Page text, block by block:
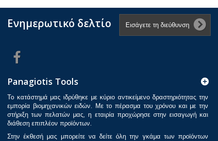
Ενημερωτικό δελτίο
Panagiotis Tools
Το κατάστημά μας ιδρύθηκε με κύριο αντικείμενο δραστηριότητας την
εμπορία βιομηχανικών ειδών. Με το πέρασμα του χρόνου και με την
στήριξη των πελατών μας, η εταιρία προχώρησε στην εισαγωγή και
διάθεση επιπλέον προϊόντων.
Στην έκθεσή μας μπορείτε να δείτε όλη την γκάμα των προϊόντων